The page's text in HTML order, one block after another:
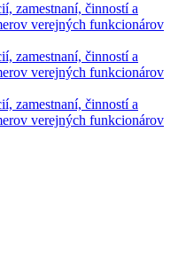
zamestnaní, činností a
verejných funkcionárov
zamestnaní, činností a
verejných funkcionárov
zamestnaní, činností a
verejných funkcionárov